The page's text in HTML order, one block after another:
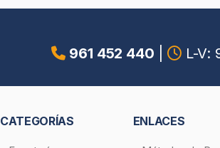
961 452 440
L-V:
CATEGORÍAS ENLACES